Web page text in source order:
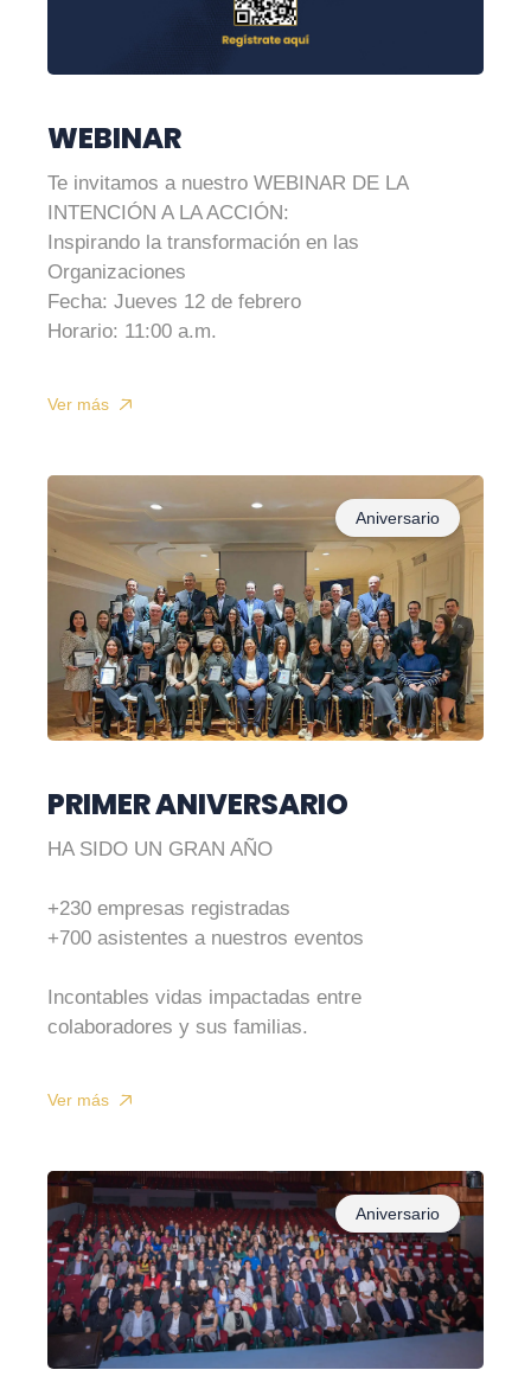
WEBINAR
Te invitamos a nuestro WEBINAR DE LA
INTENCIÓN A LA ACCIÓN:
Inspirando la transformación en las
Organizaciones
Fecha: Jueves 12 de febrero
Horario: 11:00 a.m.
Ver más
Aniversario
PRIMER ANIVERSARIO
HA SIDO UN GRAN AÑO
+230 empresas registradas
+700 asistentes a nuestros eventos
Incontables vidas impactadas entre
colaboradores y sus familias.
Ver más
Aniversario